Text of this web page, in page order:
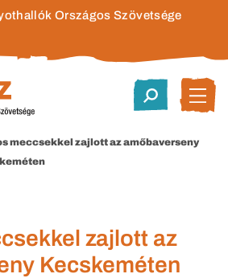
Országos Szövetsége
meccsekkel zajlott az amőbaverseny
zajlott az
Kecskeméten